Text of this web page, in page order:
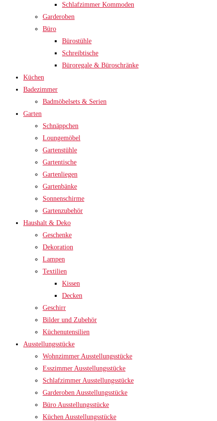
Schlafzimmer Kommoden
Garderoben
Büro
Bürostühle
Schreibtische
Büroregale & Büroschränke
Küchen
Badezimmer
Badmöbelsets & Serien
Garten
Schnäppchen
Loungemöbel
Gartenstühle
Gartentische
Gartenliegen
Gartenbänke
Sonnenschirme
Gartenzubehör
Haushalt & Deko
Geschenke
Dekoration
Lampen
Textilien
Kissen
Decken
Geschirr
Bilder und Zubehör
Küchenutensilien
Ausstellungsstücke
Wohnzimmer Ausstellungsstücke
Esszimmer Ausstellungsstücke
Schlafzimmer Ausstellungsstücke
Garderoben Ausstellungsstücke
Büro Ausstellungsstücke
Küchen Ausstellungsstücke